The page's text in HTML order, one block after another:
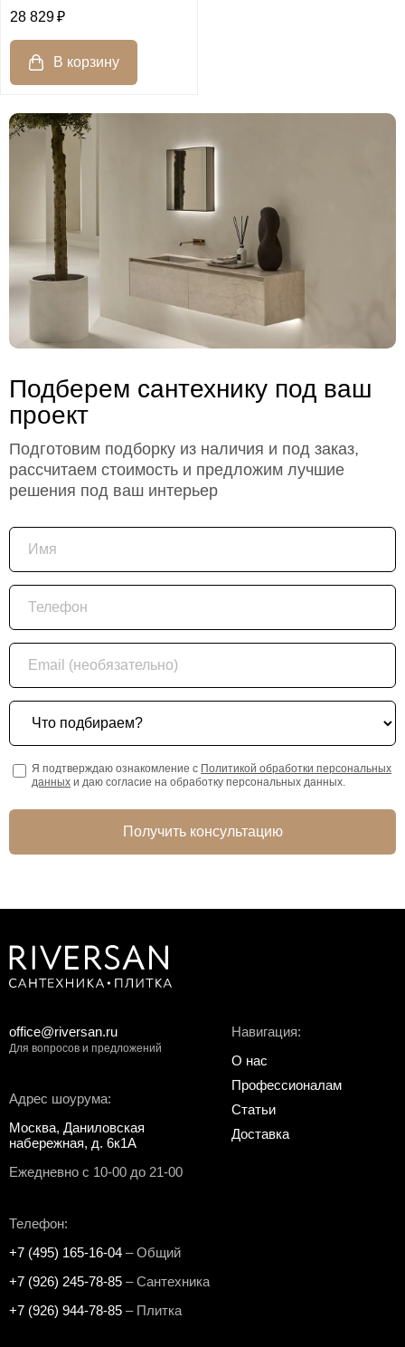
28 829
Подберем сантехнику под ваш
проект
Подготовим подборку из наличия и под заказ,
рассчитаем стоимость и предложим лучшие
решения под ваш интерьер
Имя
Телефон
Email (необязательно)
Что подбираем?
Я подтверждаю ознакомление с Политикой обработки персональных
данных и даю согласие на обработку персональных данных.
Получить консультацию
Адрес шоурума:
Москва, Даниловская
набережная, д. 6к1А
Ежедневно с 10-00 до 21-00
Телефон:
+7 (495) 165-16-04 – Общий
+7 (926) 245-78-85 – Сантехника
+7 (926) 944-78-85 – Плитка
Навигация:
О нас
Профессионалам
Статьи
Доставка
office@riversan.ru
Для вопросов и предложений